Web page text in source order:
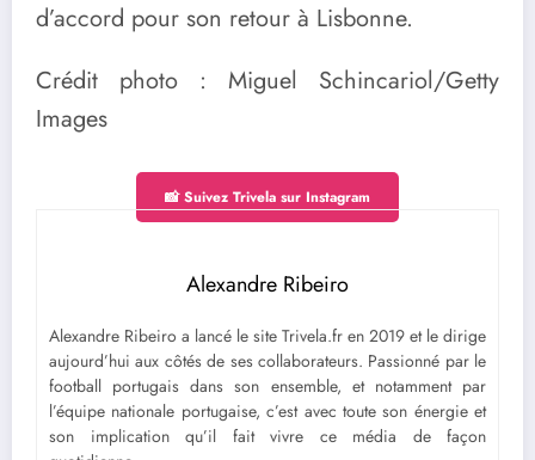
d’accord pour son retour à Lisbonne.
Crédit photo : Miguel Schincariol/Getty
Images
📸 Suivez Trivela sur Instagram
Alexandre Ribeiro
Alexandre Ribeiro a lancé le site Trivela.fr en 2019 et le dirige
aujourd’hui aux côtés de ses collaborateurs. Passionné par le
football portugais dans son ensemble, et notamment par
l’équipe nationale portugaise, c’est avec toute son énergie et
son implication qu’il fait vivre ce média de façon